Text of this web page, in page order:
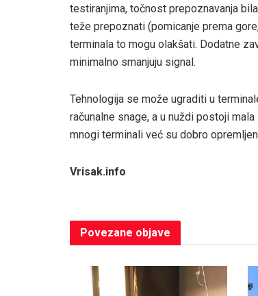
testiranjima, točnost prepoznavanja
teže prepoznati (pomicanje prema
terminala to mogu olakšati. Dodatne
minimalno smanjuju signal.
Tehnologija se može ugraditi u
računalne snage, a u nuždi postoji
mnogi terminali već su dobro
Vrisak.info
Povezane objave